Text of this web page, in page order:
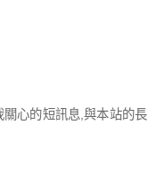
心的短訊息,與本站的長